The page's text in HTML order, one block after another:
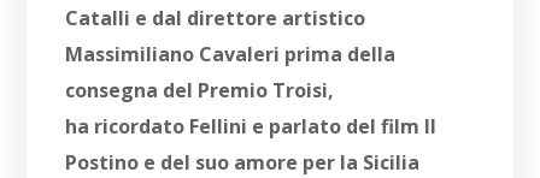
Catalli e dal direttore artistico
Massimiliano Cavaleri prima della
consegna del Premio Troisi,
ha ricordato Fellini e parlato del film Il
Postino e del suo amore per la Sicilia